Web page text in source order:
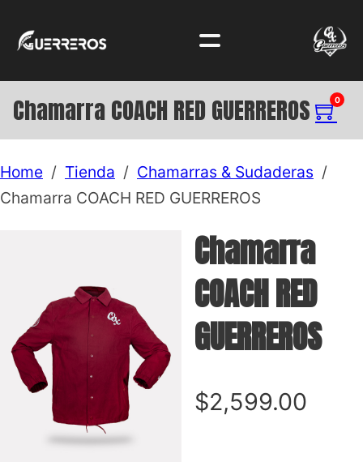
Chamarra COACH RED GUERREROS 0
Home / Tienda / Chamarras & Sudaderas /
Chamarra COACH RED GUERREROS
Chamarra
COACH RED
GUERREROS
$2,599.00